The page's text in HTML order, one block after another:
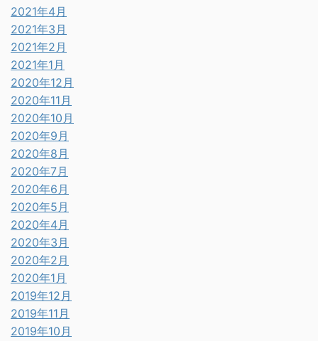
2021年4月
2021年3月
2021年2月
2021年1月
2020年12月
2020年11月
2020年10月
2020年9月
2020年8月
2020年7月
2020年6月
2020年5月
2020年4月
2020年3月
2020年2月
2020年1月
2019年12月
2019年11月
2019年10月